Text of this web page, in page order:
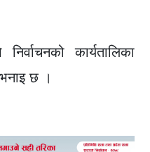
कार्यतालिका
छ ।